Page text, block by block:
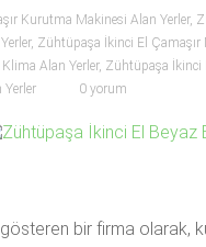
Kurutma Makinesi Alan Yerler,
, Zühtüpaşa İkinci El Çamaşır
Alan Yerler, Zühtüpaşa İkinci
0 yorum
bir firma olarak,